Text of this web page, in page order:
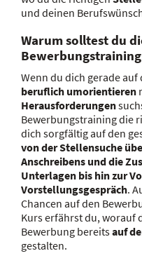
und deinen
Warum solltest du
Wenn du dich gerade
beruflich umorientieren
Herausforderungen
Bewerbungstraining die
dich sorgfältig auf den
von der Stellensuche
Anschreibens und die
Unterlagen bis hin zur
Vorstellungsgespräch.
Chancen auf den
Kurs erfährst du, worauf
Bewerbung bereitsauf
gestalten.